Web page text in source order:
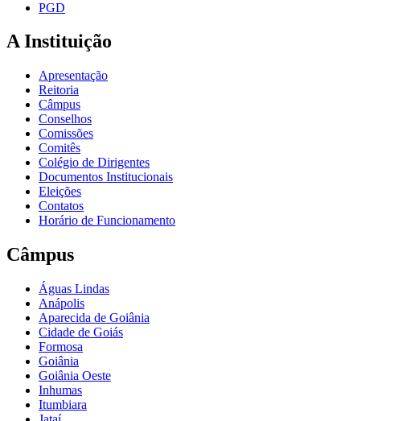
PGD
A Instituição
Apresentação
Reitoria
Câmpus
Conselhos
Comissões
Comitês
Colégio de Dirigentes
Documentos Institucionais
Eleições
Contatos
Horário de Funcionamento
Câmpus
Águas Lindas
Anápolis
Aparecida de Goiânia
Cidade de Goiás
Formosa
Goiânia
Goiânia Oeste
Inhumas
Itumbiara